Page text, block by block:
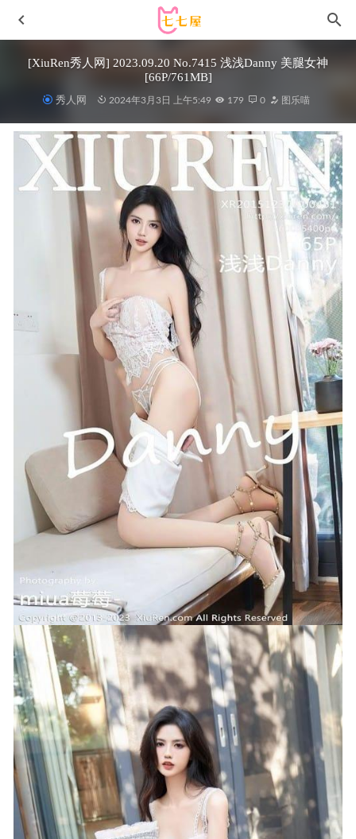
[XiuRen秀人网] 2023.09.20 No.7415 浅浅Danny 美腿女神
[66P/761MB]
秀人网 2024年3月3日 上午5:49 179 0 图乐喵
雨波_HaneAme – NO.270 MARVEL – 蜘蛛人2[49P-386M]
是三不是世w – NO.20 Nikke胜利女神· 海伦娜捆绑 [58P1V-
2023-04-20
[Xiuren秀人网]2024.12.11 NO.9580 希恬儿[66+1P/643MB]
2025-06-04
鹿八岁baby – 鹿八岁baby 特工的堕落前篇+后篇+剧情
[278P2V 3.96GB]
2026-01-02
Nyako喵子 – NO.079 自拍41 [50P-95MB]
2026-05-01